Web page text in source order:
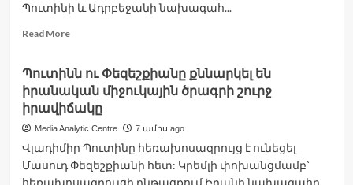
Պուտինի և Ադրբեջանի նախագահ...
Read MoreRead
Մոսկվան
ամբողջ
ծավալով
Վլադիմիր
Պուտինի
և
Իլհամ
Պուտինն ու Փեզեշքիանը քննարկել են
իրանական միջուկային ծրագրի շուրջ
իրավիճակը
Media Analytic Centre 7 ամիս ago
Վլադիմիր Պուտինը հեռախոսազրույց է ունեցել
Մասուդ Փեզեշքիանի հետ: Կրեմլի փոխանցմամբ՝
հեռախոսազրույցի ընթացքում Իրանի նախագահը